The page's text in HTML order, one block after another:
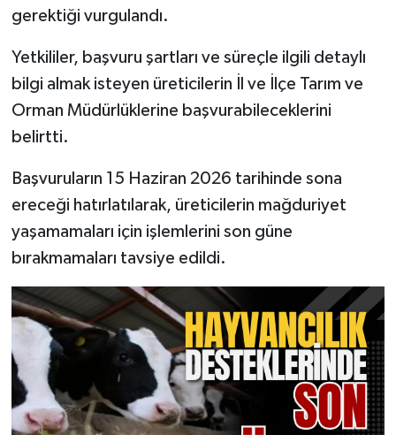
gerektiği vurgulandı.
Yetkililer, başvuru şartları ve süreçle ilgili detaylı
bilgi almak isteyen üreticilerin İl ve İlçe Tarım ve
Orman Müdürlüklerine başvurabileceklerini
belirtti.
Başvuruların 15 Haziran 2026 tarihinde sona
ereceği hatırlatılarak, üreticilerin mağduriyet
yaşamamaları için işlemlerini son güne
bırakmamaları tavsiye edildi.